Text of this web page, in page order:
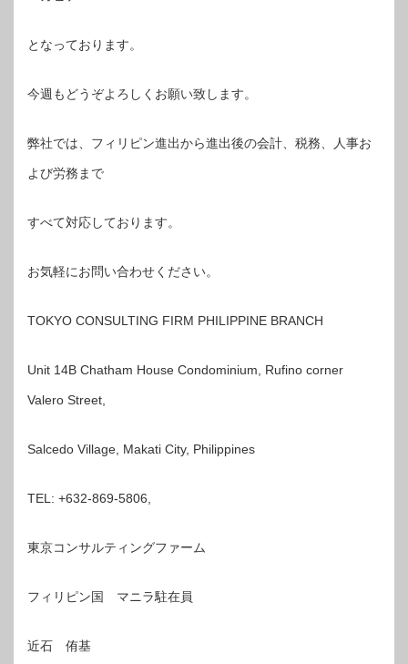
となっております。
今週もどうぞよろしくお願い致します。
弊社では、フィリピン進出から進出後の会計、税務、人事お
よび労務まで
すべて対応しております。
お気軽にお問い合わせください。
TOKYO CONSULTING FIRM PHILIPPINE BRANCH
Unit 14B Chatham House Condominium, Rufino corner
Valero Street,
Salcedo Village, Makati City, Philippines
TEL: +632-869-5806,
東京コンサルティングファーム
フィリピン国 マニラ駐在員
近石 侑基